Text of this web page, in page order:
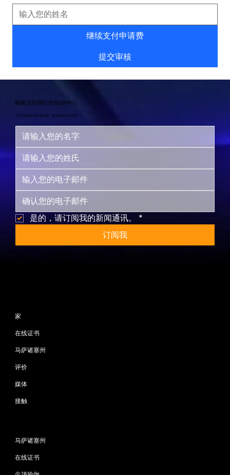
继续支付申请费
提交审核
独家访问我们的知识中心
立即订阅并开始您更幸福、更充实的生活之旅！
是的，请订阅我的新闻通讯。
*
订阅我
家
在线证书
马萨诸塞州
评价
媒体
接触
马萨诸塞州
在线证书